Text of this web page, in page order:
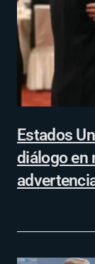
Estados
diálogo en